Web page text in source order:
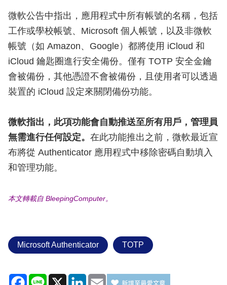
微軟公告中指出，應用程式中所有帳號的名稱，包括
工作或學校帳號、Microsoft 個人帳號，以及非微軟
帳號（如 Amazon、Google）都將使用 iCloud 和
iCloud 鑰匙圈進行安全備份。僅有 TOTP 安全金鑰
會被備份，其他憑證不會被備份，且使用者可以透過
裝置的 iCloud 設定來關閉備份功能。
微軟指出，此項功能會自動推送至所有用戶，管理員
無需進行任何設定。 在此功能推出之前，微軟最近宣
布將從 Authenticator 應用程式中移除密碼自動填入
和管理功能。
本文轉載自 BleepingComputer。
Microsoft Authenticator TOTP
Facebook
Line X LinkedIn
Email